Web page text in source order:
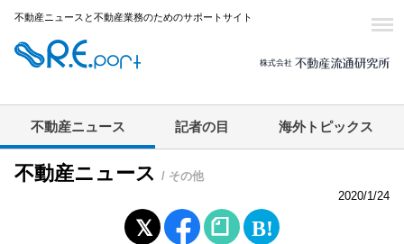
不動産ニュースと不動産業務のためのサポートサイト
不動産ニュース 記者の目 海外トピックス
不動産ニュース / その他
2020/1/24